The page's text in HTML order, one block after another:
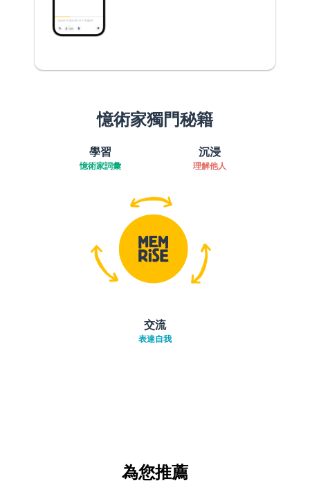
憶術家獨門秘籍
學習
憶術家詞彙
沉浸
理解他人
交流
表達自我
為您推薦